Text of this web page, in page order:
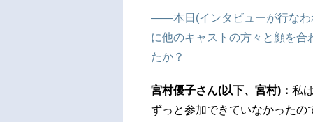
――本日(インタビューが行なわ
に他のキャストの方々と顔を
たか？
宮村優子さん(以下、宮村)： 私
ずっと参加できていなかったの